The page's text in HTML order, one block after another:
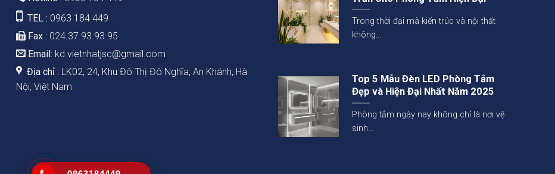
TEL : 0963 184 449
Fax : 024.37.93.93.95
Email: kd.vietnhatjsc@gmail.com
Địa chỉ : LK02, 24, Khu Đô Thị Đô Nghĩa, An Khánh, Hà
Nội, Việt Nam
Trong thời đại mà kiến trúc và nội thất
không...
Top 5 Mẫu Đèn LED Phòng Tắm
Đẹp và Hiện Đại Nhất Năm 2025
Phòng tắm ngày nay không chỉ là nơi vệ
sinh...